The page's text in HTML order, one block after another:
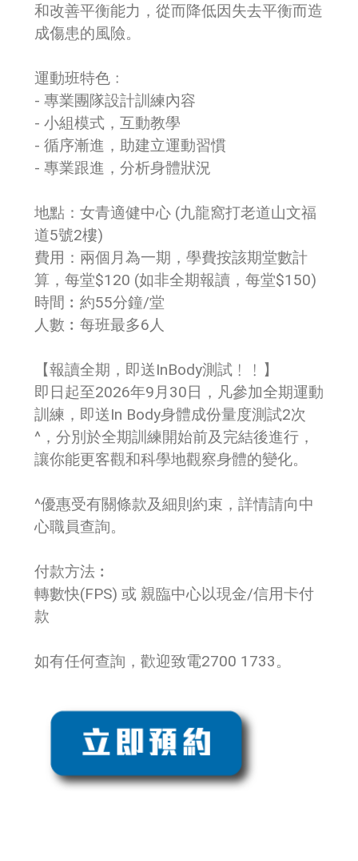
和改善平衡能力，從而降低因失去平衡而造
成傷患的風險。
運動班特色﹕
- 專業團隊設計訓練內容
- 小組模式，互動教學
- 循序漸進，助建立運動習慣
- 專業跟進，分析身體狀況
地點：女青適健中心 (九龍窩打老道山文福
道5號2樓)
費用：兩個月為一期，學費按該期堂數計
算，每堂$120 (如非全期報讀，每堂$150)
時間︰約55分鐘/堂
人數︰每班最多6人
【報讀全期，即送InBody測試﹗﹗】
即日起至2026年9月30日，凡參加全期運動
訓練，即送In Body身體成份量度測試2次
^，分別於全期訓練開始前及完結後進行，
讓你能更客觀和科學地觀察身體的變化。
^優惠受有關條款及細則約束，詳情請向中
心職員查詢。
付款方法︰
轉數快(FPS) 或 親臨中心以現金/信用卡付
款
如有任何查詢，歡迎致電2700 1733。